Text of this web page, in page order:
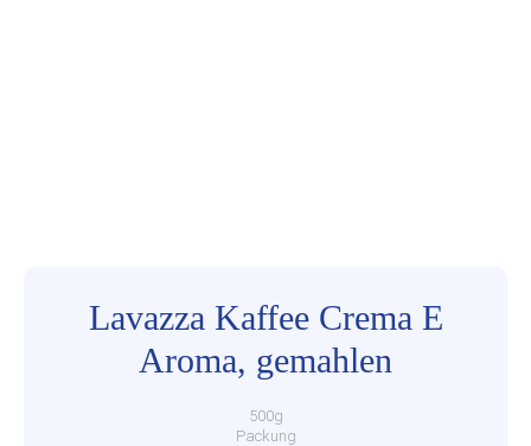
Lavazza Kaffee Crema E
Aroma, gemahlen
500g
Packung